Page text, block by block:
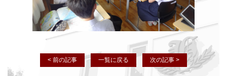
< 前の記事 一覧に戻る 次の記事 >